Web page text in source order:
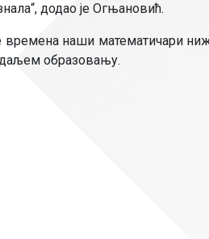
Помоћно-техничко особље
додао је Огњановић.
наши математичари
образовању.